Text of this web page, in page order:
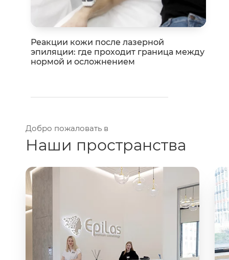
Реакции кожи после лазерной
эпиляции: где проходит граница между
нормой и осложнением
Добро пожаловать в
Наши пространства